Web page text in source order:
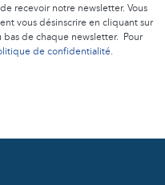
recevoir notre newsletter. Vous
vous désinscrire en cliquant sur
de chaque newsletter. Pour
de confidentialité.